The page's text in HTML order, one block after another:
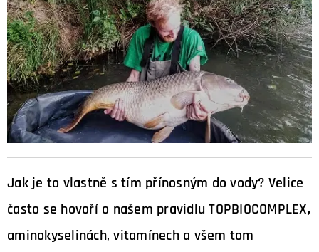
Jak je to vlastně s tím přínosným do vody? Velice
často se hovoří o našem pravidlu TOPBIOCOMPLEX,
aminokyselinách, vitamínech a všem tom